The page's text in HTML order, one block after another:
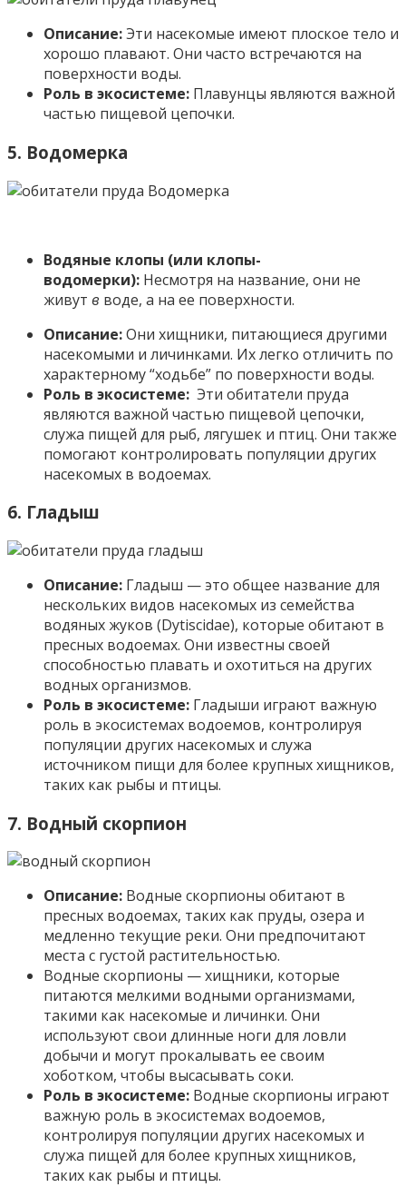
Описание:Эти насекомые имеют плоское тело и
хорошо плавают. Они часто встречаются на
поверхности воды.
Роль в экосистеме: Плавунцы являются важной
частью пищевой цепочки.
5. Водомерка
Водяные клопы (или клопы-
водомерки): Несмотря на название, они не
живут в воде, а на ее поверхности.
Описание:Они хищники, питающиеся другими
насекомыми и личинками. Их легко отличить по
характерному “ходьбе” по поверхности воды.
Роль в экосистеме: Эти обитатели пруда
являются важной частью пищевой цепочки,
служа пищей для рыб, лягушек и птиц. Они также
помогают контролировать популяции других
насекомых в водоемах.
6. Гладыш
Описание: Гладыш — это общее название для
нескольких видов насекомых из семейства
водяных жуков (Dytiscidae), которые обитают в
пресных водоемах. Они известны своей
способностью плавать и охотиться на других
водных организмов.
Роль в экосистеме: Гладыши играют важную
роль в экосистемах водоемов, контролируя
популяции других насекомых и служа
источником пищи для более крупных хищников,
таких как рыбы и птицы.
7. Водный скорпион
Описание: Водные скорпионы обитают в
пресных водоемах, таких как пруды, озера и
медленно текущие реки. Они предпочитают
места с густой растительностью.
Водные скорпионы — хищники, которые
питаются мелкими водными организмами,
такими как насекомые и личинки. Они
используют свои длинные ноги для ловли
добычи и могут прокалывать ее своим
хоботком, чтобы высасывать соки.
Роль в экосистеме: Водные скорпионы играют
важную роль в экосистемах водоемов,
контролируя популяции других насекомых и
служа пищей для более крупных хищников,
таких как рыбы и птицы.